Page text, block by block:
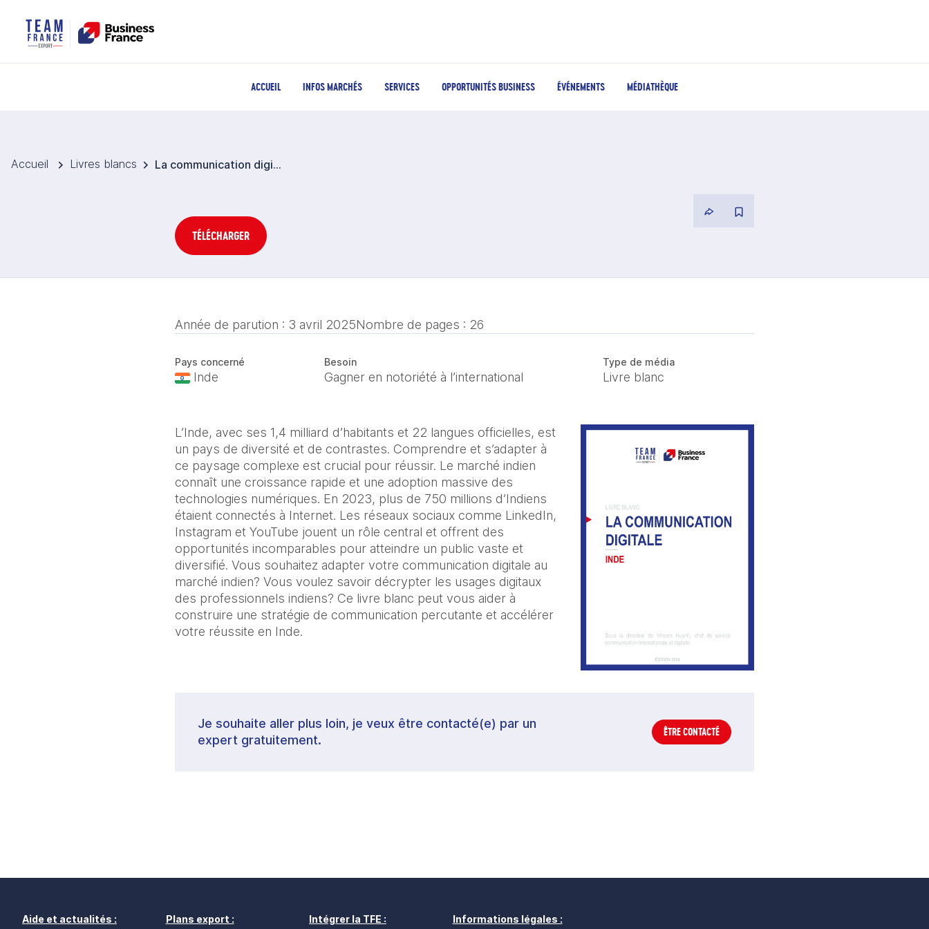
ACCUEIL INFOS MARCHÉS SERVICES OPPORTUNITÉS BUSINESS ÉVÉNEMENTS MÉDIATHÈQUE
Accueil Livres blancs La communication digitale en Inde
TÉLÉCHARGER
Année de parution : 3 avril 2025Nombre de pages : 26
Pays concerné
Inde
Besoin
Gagner en notoriété à l’international
Type de média
Livre blanc
L’Inde, avec ses 1,4 milliard d’habitants et 22 langues officielles, est
un pays de diversité et de contrastes. Comprendre et s’adapter à
ce paysage complexe est crucial pour réussir. Le marché indien
connaît une croissance rapide et une adoption massive des
technologies numériques. En 2023, plus de 750 millions d’Indiens
étaient connectés à Internet. Les réseaux sociaux comme LinkedIn,
Instagram et YouTube jouent un rôle central et offrent des
opportunités incomparables pour atteindre un public vaste et
diversifié. Vous souhaitez adapter votre communication digitale au
marché indien? Vous voulez savoir décrypter les usages digitaux
des professionnels indiens? Ce livre blanc peut vous aider à
construire une stratégie de communication percutante et accélérer
votre réussite en Inde.
Je souhaite aller plus loin, je veux être contacté(e) par un
expert gratuitement.
ÊTRE CONTACTÉ
Aide et actualités : Plans export : Intégrer la TFE : Informations légales :